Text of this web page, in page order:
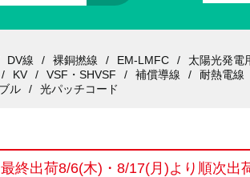
DV線 裸銅撚線 EM-LMFC 太陽光発電
KV VSF・SHVSF 補償導線 耐熱電線
ル 光パッチコード
終出荷8/6(木)・8/17(月)より順次出